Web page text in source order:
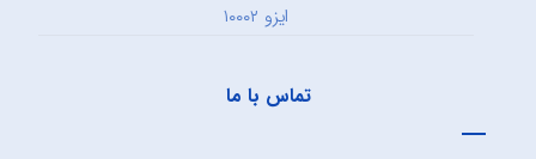
ایزو ۱۰۰۰۲
تماس با ما